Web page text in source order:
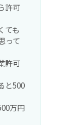
許可
ても
って
許可
と500
万円